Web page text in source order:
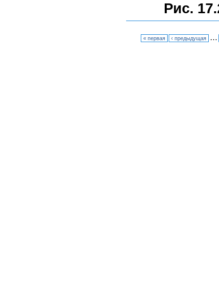
Рис.
« первая ‹ предыдущая …